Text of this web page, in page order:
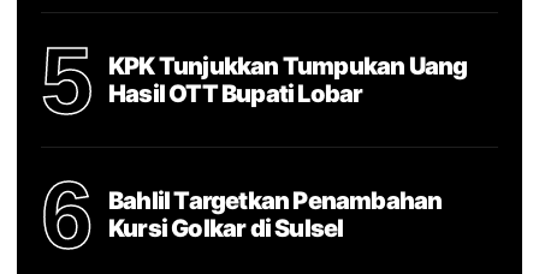
5
KPK Tunjukkan Tumpukan Uang
Hasil OTT Bupati Lobar
6
Bahlil Targetkan Penambahan
Kursi Golkar di Sulsel